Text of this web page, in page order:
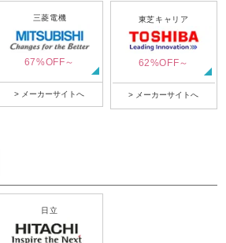
三菱電機
67%OFF～
> メーカーサイトへ
東芝キャリア
62%OFF～
> メーカーサイトへ
日立